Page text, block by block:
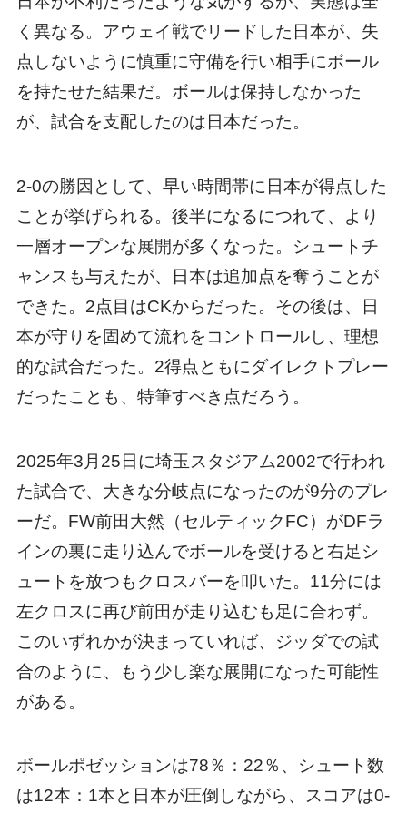
く異なる。アウェイ戦でリードした日本が、失
点しないように慎重に守備を行い相手にボール
を持たせた結果だ。ボールは保持しなかった
が、試合を支配したのは日本だった。
2-0の勝因として、早い時間帯に日本が得点した
ことが挙げられる。後半になるにつれて、より
一層オープンな展開が多くなった。シュートチ
ャンスも与えたが、日本は追加点を奪うことが
できた。2点目はCKからだった。その後は、日
本が守りを固めて流れをコントロールし、理想
的な試合だった。2得点ともにダイレクトプレー
だったことも、特筆すべき点だろう。
2025年3月25日に埼玉スタジアム2002で行われ
た試合で、大きな分岐点になったのが9分のプレ
ーだ。FW前田大然（セルティックFC）がDFラ
インの裏に走り込んでボールを受けると右足シ
ュートを放つもクロスバーを叩いた。11分には
左クロスに再び前田が走り込むも足に合わず。
このいずれかが決まっていれば、ジッダでの試
合のように、もう少し楽な展開になった可能性
がある。
ボールポゼッションは78％：22％、シュート数
は12本：1本と日本が圧倒しながら、スコアは0-